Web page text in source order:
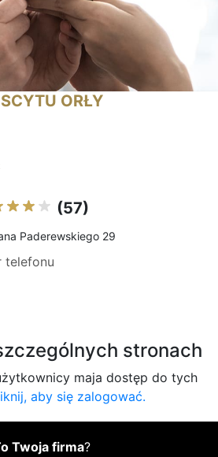
ORŁY
(57)
Paderewskiego 29
telefonu
stronach
maja dostęp do tych
aby się zalogować.
Twoja firma?